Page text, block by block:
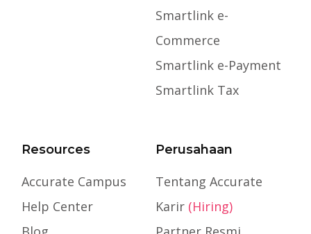
Smartlink e-
Commerce
Smartlink e-Payment
Smartlink Tax
Resources
Accurate Campus
Help Center
Perusahaan
Tentang Accurate
Karir (Hiring)